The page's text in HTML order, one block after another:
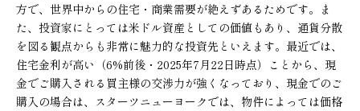
方で、世界中からの住宅・商業需要が絶えずあるためです。ま
た、投資家にとっては米ドル資産としての価値もあり、通貨分散
を図る観点からも非常に魅力的な投資先といえます。最近では、
住宅金利が高い（6%前後・2025年7月22日時点）ことから、現
金でご購入される買主様の交渉力が強くなっており、現金でのご
購入の場合は、スターツニューヨークでは、物件によっては価格